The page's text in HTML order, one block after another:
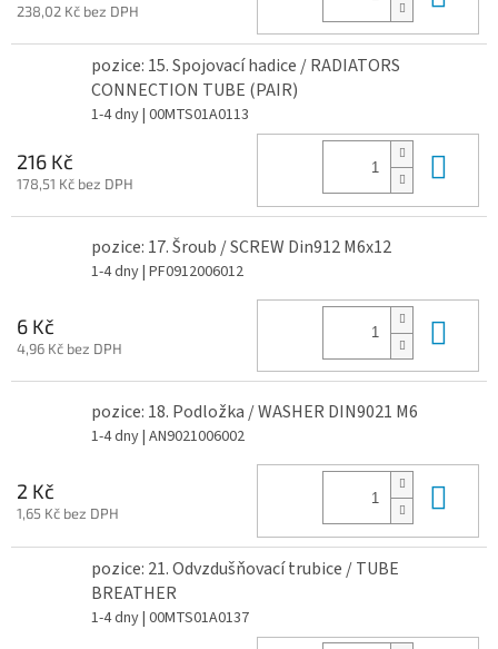
238,02 Kč bez DPH
pozice: 15. Spojovací hadice / RADIATORS
CONNECTION TUBE (PAIR)
1-4 dny| 00MTS01A0113
216 Kč
178,51 Kč bez DPH
pozice: 17. Šroub / SCREW Din912 M6x12
1-4 dny| PF0912006012
6 Kč
4,96 Kč bez DPH
pozice: 18. Podložka / WASHER DIN9021 M6
1-4 dny| AN9021006002
2 Kč
1,65 Kč bez DPH
pozice: 21. Odvzdušňovací trubice / TUBE
BREATHER
1-4 dny| 00MTS01A0137